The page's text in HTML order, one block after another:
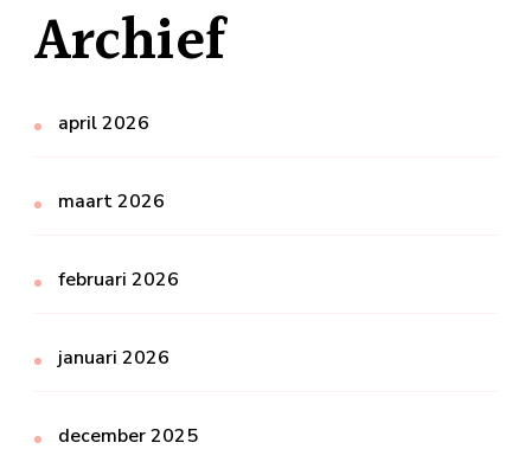
Archief
april 2026
maart 2026
februari 2026
januari 2026
december 2025